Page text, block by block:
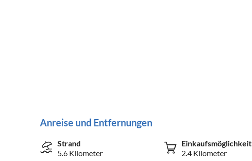
Anreise und Entfernungen
Strand
5.6 Kilometer
Einkaufsmöglichkeit
2.4 Kilometer